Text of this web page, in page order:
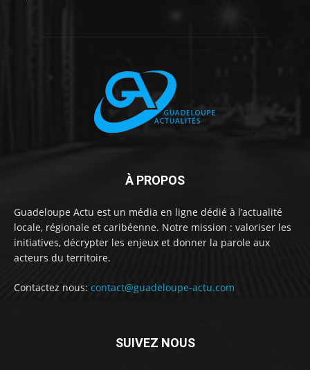
À PROPOS
Guadeloupe Actu est un média en ligne dédié à l’actualité
locale, régionale et caribéenne. Notre mission : valoriser les
initiatives, décrypter les enjeux et donner la parole aux
acteurs du territoire.
Contactez nous: contact@guadeloupe-actu.com
SUIVEZ NOUS